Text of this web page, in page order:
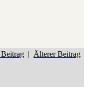
| Älterer Beitrag